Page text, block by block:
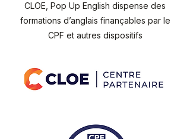
CLOE, Pop Up English dispense des
formations d’anglais finançables par le
CPF et autres dispositifs